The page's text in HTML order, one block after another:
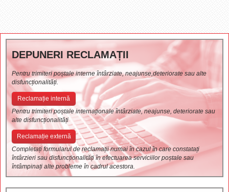
DEPUNERI RECLAMAȚII
Pentru trimiteri poștale interne întârziate, neajunse,deteriorate sau alte
disfuncționalități.
Reclamație internă
Pentru trimiteri poștale internaționale întârziate, neajunse, deteriorate sau
alte disfuncționalități
Reclamație externă
Completați formularul de reclamații numai în cazul în care constatați
întârzieri sau disfuncționalități în efectuarea serviciilor poștale sau
întâmpinați alte probleme în cadrul acestora.